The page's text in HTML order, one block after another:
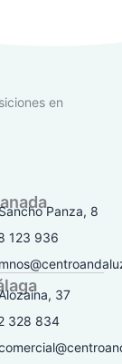
en
Panza, 8
123 936
37
328 834